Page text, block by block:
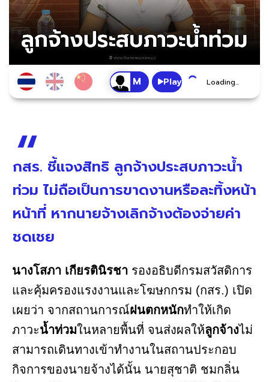
Play Loading...
กสร. ชี้แจงสิทธิ ลูกจ้างประสบภาวะน้ำ
ท่วม ไม่ถือเป็นการขาดงานหรือละทิ้งหน้า
หน้าที่ หากนายจ้างเลิกจ้างต้องจ่ายค่า
ชดเชย
นางโสภา เกียรตินิรชา รองอธิบดีกรมสวัสดิการ
และคุ้มครองแรงงานและโฆษกกรม (กสร.) เปิด
เผยว่า จากสถานการณ์ฝนตกหนักทำให้เกิด
ภาวะน้ำท่วมในหลายพื้นที่ จนส่งผลให้ลูกจ้างไม่
สามารถเดินทางเข้าทำงานในสถานประกอบ
กิจการของนายจ้างได้นั้น นายสุชาติ ชมกลิ่น